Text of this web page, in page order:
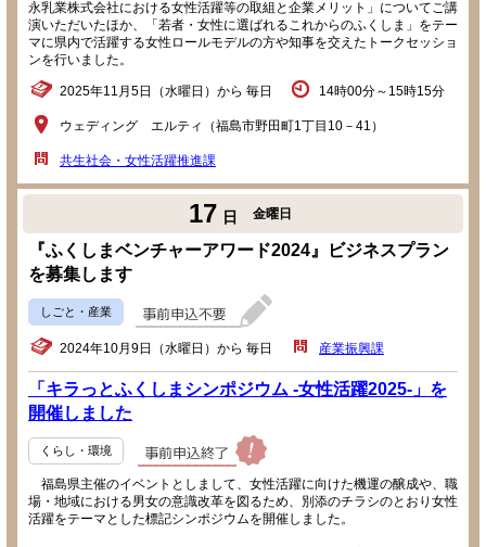
永乳業株式会社における女性活躍等の取組と企業メリット」についてご講
演いただいたほか、「若者・女性に選ばれるこれからのふくしま」をテー
マに県内で活躍する女性ロールモデルの方や知事を交えたトークセッショ
ンを行いました。
2025年11月5日（水曜日）から 毎日 14時00分～15時15分
ウェディング エルティ（福島市野田町1丁目10－41）
共生社会・女性活躍推進課
17 日 金曜日
『ふくしまベンチャーアワード2024』ビジネスプラン
を募集します
しごと・産業
2024年10月9日（水曜日）から 毎日 産業振興課
「キラっとふくしまシンポジウム -女性活躍2025-」を
開催しました
くらし・環境
福島県主催のイベントとしまして、女性活躍に向けた機運の醸成や、職
場・地域における男女の意識改革を図るため、別添のチラシのとおり女性
活躍をテーマとした標記シンポジウムを開催しました。